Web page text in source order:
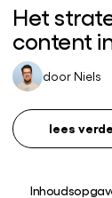
Het
content
door Niels
lees